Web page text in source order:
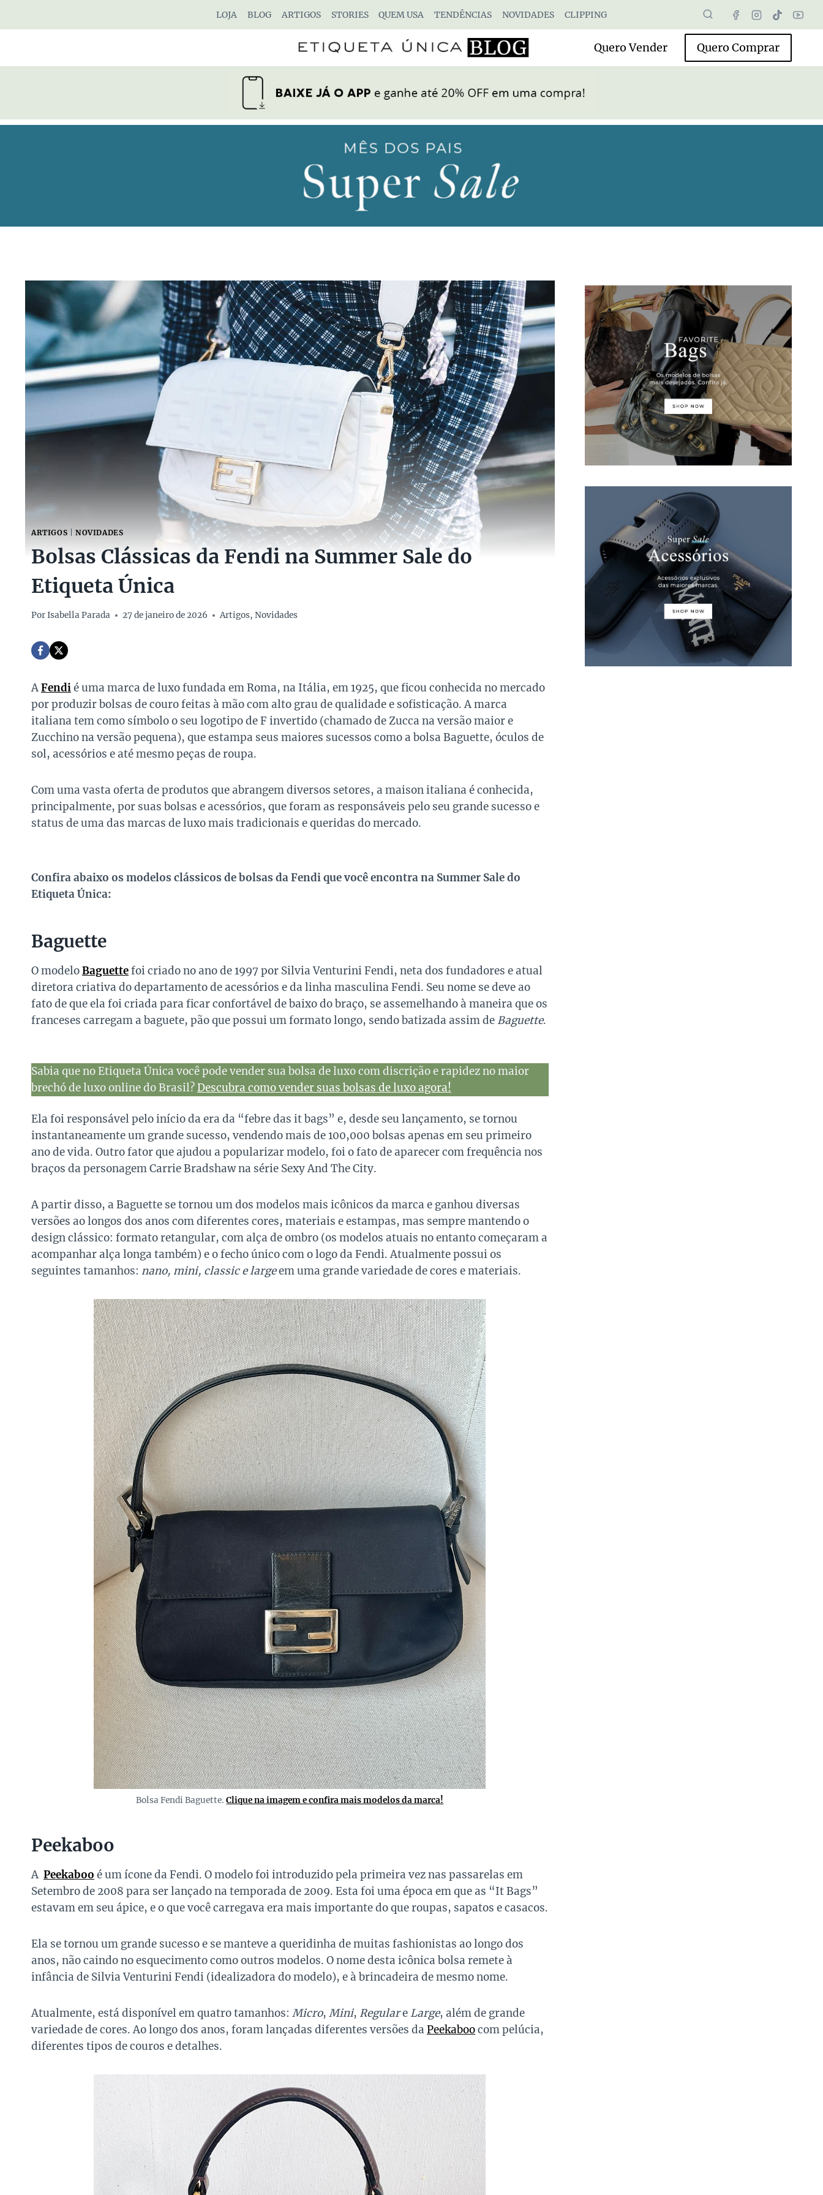
LOJA BLOG ARTIGOS STORIES QUEM USA TENDÊNCIAS NOVIDADES CLIPPING
Quero Vender Quero Comprar
ARTIGOS NOVIDADES
Bolsas Clássicas da Fendi na Summer Sale do
Etiqueta Única
PorIsabella Parada 27 de janeiro de 2026 Artigos,Novidades
AFendié uma marca de luxo fundada em Roma, na Itália, em 1925, que ficou conhecida no mercado
por produzir bolsas de couro feitas à mão com alto grau de qualidade e sofisticação. A marca
italiana tem como símbolo o seu logotipo de F invertido (chamado de Zucca na versão maior e
Zucchino na versão pequena), que estampa seus maiores sucessos como a bolsa Baguette, óculos de
sol, acessórios e até mesmo peças de roupa.
Com uma vasta oferta de produtos que abrangem diversos setores, a maison italiana é conhecida,
principalmente, por suas bolsas e acessórios, que foram as responsáveis pelo seu grande sucesso e
status de uma das marcas de luxo mais tradicionais e queridas do mercado.
Confira abaixo os modelos clássicos de bolsas da Fendi que você encontra na Summer Sale do
Etiqueta Única:
Baguette
O modeloBaguettefoi criado no ano de 1997 por Silvia Venturini Fendi, neta dos fundadores e atual
diretora criativa do departamento de acessórios e da linha masculina Fendi. Seu nome se deve ao
fato de que ela foi criada para ficar confortável de baixo do braço, se assemelhando à maneira que os
franceses carregam a baguete, pão que possui um formato longo, sendo batizada assim de Baguette.
Sabia que no Etiqueta Única você pode vender sua bolsa de luxo com discrição e rapidez no maior
brechó de luxo online do Brasil?Descubra como vender suas bolsas de luxo agora!
Ela foi responsável pelo início da era da “febre das it bags” e, desde seu lançamento, se tornou
instantaneamente um grande sucesso, vendendo mais de 100,000 bolsas apenas em seu primeiro
ano de vida. Outro fator que ajudou a popularizar modelo, foi o fato de aparecer com frequência nos
braços da personagem Carrie Bradshaw na série Sexy And The City.
A partir disso, a Baguette se tornou um dos modelos mais icônicos da marca e ganhou diversas
versões ao longos dos anos com diferentes cores, materiais e estampas, mas sempre mantendo o
design clássico: formato retangular, com alça de ombro (os modelos atuais no entanto começaram a
acompanhar alça longa também) e o fecho único com o logo da Fendi. Atualmente possui os
seguintes tamanhos: nano, mini, classic e largeem uma grande variedade de cores e materiais.
Bolsa Fendi Baguette.Clique na imagem e confira mais modelos da marca!
Peekaboo
A Peekaboo é um ícone da Fendi. O modelo foi introduzido pela primeira vez nas passarelas em
Setembro de 2008 para ser lançado na temporada de 2009. Esta foi uma época em que as “It Bags”
estavam em seu ápice, e o que você carregava era mais importante do que roupas, sapatos e casacos.
Ela se tornou um grande sucesso e se manteve a queridinha de muitas fashionistas ao longo dos
anos, não caindo no esquecimento como outros modelos. O nome desta icônica bolsa remete à
infância de Silvia Venturini Fendi (idealizadora do modelo), e à brincadeira de mesmo nome.
Atualmente, está disponível em quatro tamanhos: Micro, Mini, Regulare Large, além de grande
variedade de cores. Ao longo dos anos, foram lançadas diferentes versões da Peekaboocom pelúcia,
diferentes tipos de couros e detalhes.